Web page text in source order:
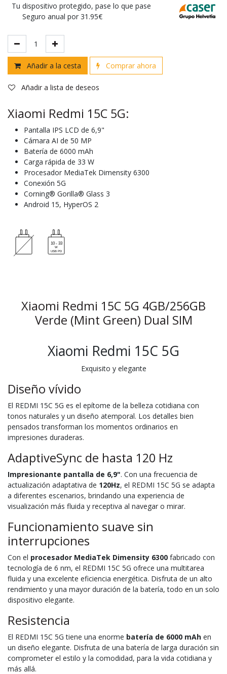
Tu dispositivo protegido, pase lo que pase
Seguro anual por 31.95€
Añadir a la cesta Comprar ahora
Añadir a lista de deseos
Xiaomi Redmi 15C 5G:
Pantalla IPS LCD de 6,9"
Cámara AI de 50 MP
Batería de 6000 mAh
Carga rápida de 33 W
Procesador MediaTek Dimensity 6300
Conexión 5G
Corning® Gorilla® Glass 3
Android 15, HyperOS 2
Xiaomi Redmi 15C 5G 4GB/256GB
Verde (Mint Green) Dual SIM
Xiaomi Redmi 15C 5G
Exquisito y elegante
Diseño vívido
El REDMI 15C 5G es el epítome de la belleza cotidiana con
tonos naturales y un diseño atemporal. Los detalles bien
pensados transforman los momentos ordinarios en
impresiones duraderas.
AdaptiveSync de hasta 120 Hz
Impresionante pantalla de 6,9". Con una frecuencia de
actualización adaptativa de 120Hz, el REDMI 15C 5G se adapta
a diferentes escenarios, brindando una experiencia de
visualización más fluida y receptiva al navegar o mirar.
Funcionamiento suave sin
interrupciones
Con el procesador MediaTek Dimensity 6300 fabricado con
tecnología de 6 nm, el REDMI 15C 5G ofrece una multitarea
fluida y una excelente eficiencia energética. Disfruta de un alto
rendimiento y una mayor duración de la batería, todo en un solo
dispositivo elegante.
Resistencia
El REDMI 15C 5G tiene una enorme batería de 6000 mAh en
un diseño elegante. Disfruta de una batería de larga duración sin
comprometer el estilo y la comodidad, para la vida cotidiana y
más allá.